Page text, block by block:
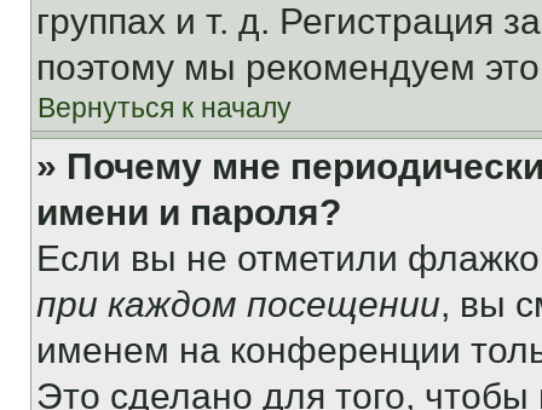
группах и т. д. Регистрация
поэтому мы рекомендуем
Вернуться к началу
» Почему мне
имени и пароля?
Если вы не отметили
при каждом посещении, вы
именем на конференции
Это сделано для того, чтобы